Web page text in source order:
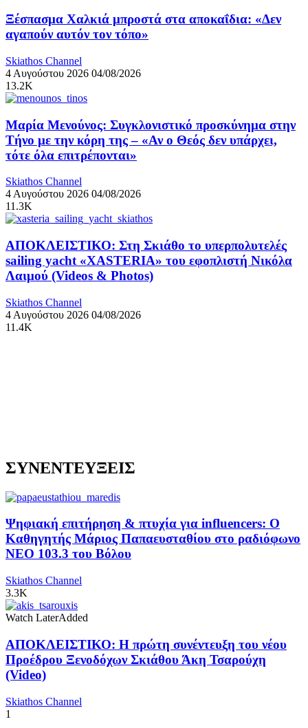
Ξέσπασμα Χαλκιά μπροστά στα αποκαΐδια: «Δεν
αγαπούν αυτόν τον τόπο»
Skiathos Channel
4 Αυγούστου 2026 04/08/2026
13.2K
Μαρία Μενούνος: Συγκλονιστικό προσκύνημα στην
Τήνο με την κόρη της – «Αν ο Θεός δεν υπάρχει,
τότε όλα επιτρέπονται»
Skiathos Channel
4 Αυγούστου 2026 04/08/2026
11.3K
ΑΠΟΚΛΕΙΣΤΙΚΟ: Στη Σκιάθο το υπερπολυτελές
sailing yacht «XASTERIA» του εφοπλιστή Νικόλα
Λαιμού (Videos & Photos)
Skiathos Channel
4 Αυγούστου 2026 04/08/2026
11.4K
ΣΥΝΕΝΤΕΥΞΕΙΣ
Ψηφιακή επιτήρηση & πτυχία για influencers: Ο
Καθηγητής Μάριος Παπαευσταθίου στο ραδιόφωνο
NEO 103.3 του Βόλου
Skiathos Channel
3.3K
Watch LaterAdded
ΑΠΟΚΛΕΙΣΤΙΚΟ: Η πρώτη συνέντευξη του νέου
Προέδρου Ξενοδόχων Σκιάθου Άκη Τσαρούχη
(Video)
Skiathos Channel
1